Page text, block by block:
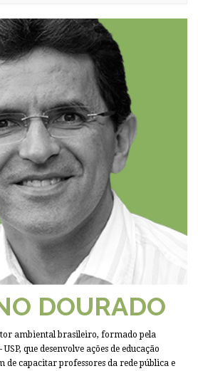
DOURADO
ambiental brasileiro, formado pela
que desenvolve ações de educação
de capacitar professores da rede pública e